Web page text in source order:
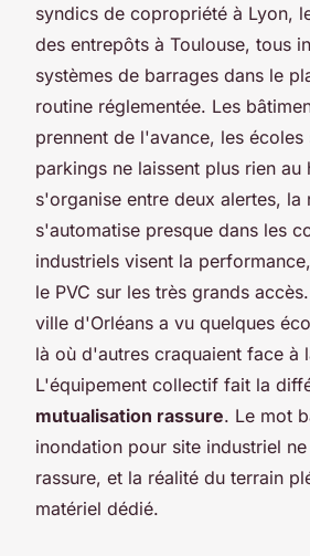
syndics de copropriété à Lyon,
des entrepôts à Toulouse, tous
systèmes de barrages dans le
routine réglementée. Les
prennent de l'avance, les
parkings ne laissent plus rien au
s'organise entre deux alertes, la
s'automatise presque dans les
industriels visent la
le PVC sur les très grands
ville d'Orléans a vu quelques
là où d'autres craquaient face à
L'équipement collectif fait la
mutualisation rassure. Le mot
inondation pour site industriel
rassure, et la réalité du terrain
matériel dédié.